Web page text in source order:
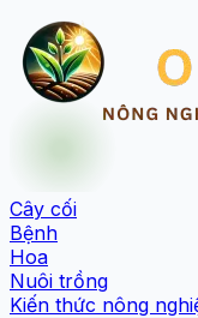
Cây cối
Bệnh
Hoa
Nuôi trồng
Kiến thức nông